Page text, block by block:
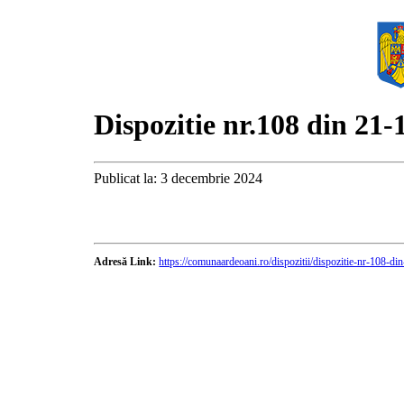
Dispozitie nr.108 din 21-
Publicat la: 3 decembrie 2024
Adresă Link: https://comunaardeoani.ro/dispozitii/dispozitie-nr-108-